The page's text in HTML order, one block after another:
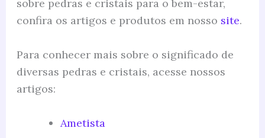
sobre pedras e cristais para o bem-estar,
confira os artigos e produtos em nosso site.
Para conhecer mais sobre o significado de
diversas pedras e cristais, acesse nossos
artigos:
Ametista